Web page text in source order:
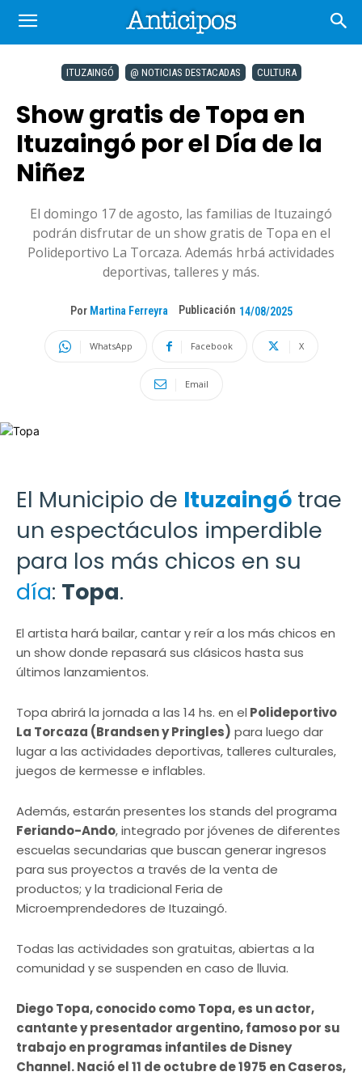
ITUZAINGÓ @ NOTICIAS DESTACADAS CULTURA
Show gratis de Topa en
Ituzaingó por el Día de la
Niñez
El domingo 17 de agosto, las familias de Ituzaingó
podrán disfrutar de un show gratis de Topa en el
Polideportivo La Torcaza. Además hrbá actividades
deportivas, talleres y más.
Por Martina Ferreyra Publicación 14/08/2025
WhatsApp Facebook X
Email
El Municipio de Ituzaingó trae
un espectáculos imperdible
para los más chicos en su
día: Topa.
El artista hará bailar, cantar y reír a los más chicos en
un show donde repasará sus clásicos hasta sus
últimos lanzamientos.
Topa abrirá la jornada a las 14 hs. en el Polideportivo
La Torcaza (Brandsen y Pringles) para luego dar
lugar a las actividades deportivas, talleres culturales,
juegos de kermesse e inflables.
Además, estarán presentes los stands del programa
Feriando-Ando, integrado por jóvenes de diferentes
escuelas secundarias que buscan generar ingresos
para sus proyectos a través de la venta de
productos; y la tradicional Feria de
Microemprendedores de Ituzaingó.
Todas las actividades son gratuitas, abiertas a la
comunidad y se suspenden en caso de lluvia.
Diego Topa, conocido como Topa, es un actor,
cantante y presentador argentino, famoso por su
trabajo en programas infantiles de Disney
Channel. Nació el 11 de octubre de 1975 en Caseros,